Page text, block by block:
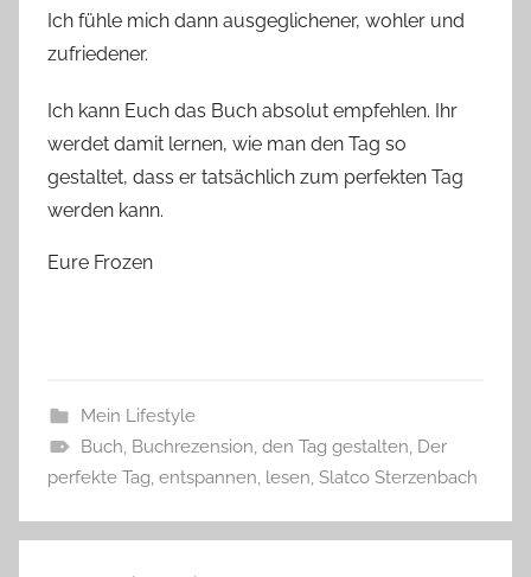
Ich fühle mich dann ausgeglichener, wohler und
zufriedener.
Ich kann Euch das Buch absolut empfehlen. Ihr
werdet damit lernen, wie man den Tag so
gestaltet, dass er tatsächlich zum perfekten Tag
werden kann.
Eure Frozen
Mein Lifestyle
Buch, Buchrezension, den Tag gestalten, Der
perfekte Tag, entspannen, lesen, Slatco Sterzenbach